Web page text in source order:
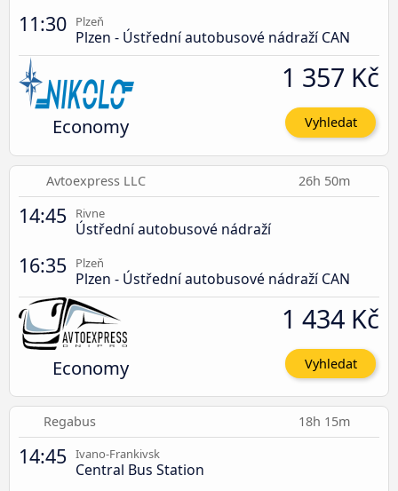
11:30 Plzeň
Plzen - Ústřední autobusové nádraží CAN
Economy
1 357 Kč
Vyhledat
Avtoexpress LLC 26h 50m
14:45 Rivne
Ústřední autobusové nádraží
16:35 Plzeň
Plzen - Ústřední autobusové nádraží CAN
Economy
1 434 Kč
Vyhledat
Regabus 18h 15m
14:45 Ivano-Frankivsk
Central Bus Station